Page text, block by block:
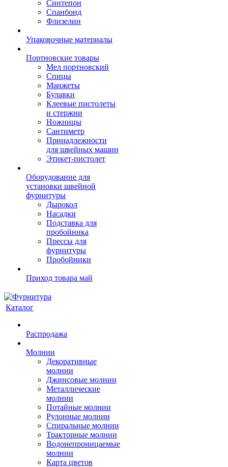
Синтепон
Спанбонд
Флизелин
Упаковочные материалы
Портновские товары
Мел портновский
Спицы
Манжеты
Булавки
Клеевые пистолеты
и стержни
Ножницы
Сантиметр
Принадлежности
для швейных машин
Этикет-пистолет
Оборудование для
установки швейной
фурнитуры
Дырокол
Насадки
Подставка для
пробойника
Прессы для
фурнитуры
Пробойники
Приход товара май
Каталог
Распродажа
Молнии
Декоративные
молнии
Джинсовые молнии
Металлические
молнии
Потайные молнии
Рулонные молнии
Спиральные молнии
Тракторные молнии
Водонепроницаемые
молнии
Карта цветов